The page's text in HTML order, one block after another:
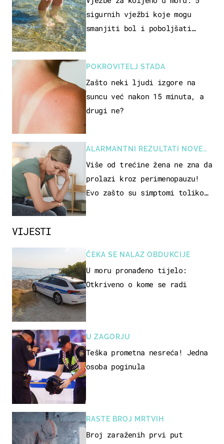
VIJESTI
ČEKA SE NALAZ OBDUKCIJE
U moru pronađeno tijelo:
Otkriveno o kome se radi
U ZAGORJU
Teška prometna nesreća! Jedna
osoba poginula
RASTE BROJ MRTVIH
Broj zaraženih prvi put
sigurnih vježbi koje mogu
smanjiti bol i poboljšati
POKROVITELJ STADA
Zašto neki ljudi izgore na
suncu već nakon 15 minuta, a
drugi ne?
ALARMANTNI REZULTATI NOVE
STUDIJE
Više od trećine žena ne zna da
prolazi kroz perimenopauzu!
Evo zašto su simptomi toliko